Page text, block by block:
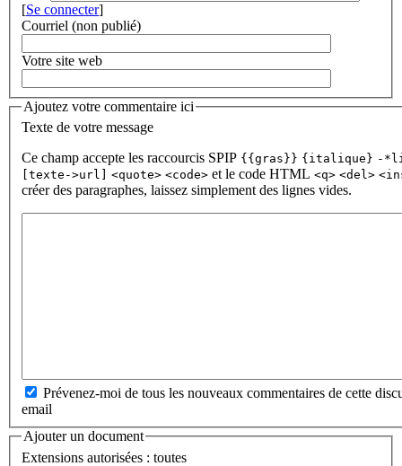
[Se connecter]
Courriel (non publié)
Votre site web
Ajoutez votre commentaire ici
Texte de votre message
Ce champ accepte les raccourcis SPIP {{gras}} {italique} -
[texte->url]
<quote> <code> et le code HTML <q> <del>
créer des paragraphes, laissez simplement des lignes vides.
Prévenez-moi de tous les nouveaux commentaires de cette
email
Ajouter un document
Extensions autorisées : toutes